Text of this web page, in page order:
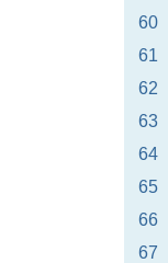
60
61
62
63
64
65
66
67